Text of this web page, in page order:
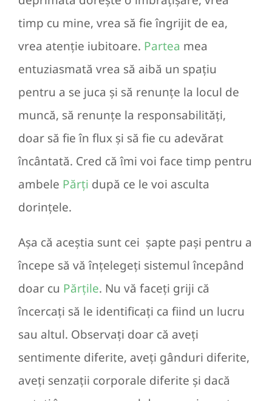
timp cu mine, vrea să fie îngrijit de ea,
vrea atenție iubitoare. Partea mea
entuziasmată vrea să aibă un spațiu
pentru a se juca și să renunțe la locul de
muncă, să renunțe la responsabilități,
doar să fie în flux și să fie cu adevărat
încântată. Cred că îmi voi face timp pentru
ambele Părți după ce le voi asculta
dorințele.
Așa că aceștia sunt cei șapte pași pentru a
începe să vă înțelegeți sistemul începând
doar cu Părțile. Nu vă faceți griji că
încercați să le identificați ca fiind un lucru
sau altul. Observați doar că aveți
sentimente diferite, aveți gânduri diferite,
aveți senzații corporale diferite și dacă